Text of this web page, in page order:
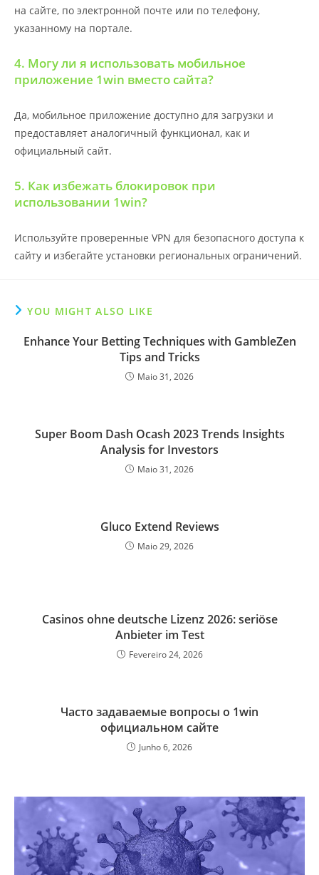
на сайте, по электронной почте или по телефону,
указанному на портале.
4. Могу ли я использовать мобильное
приложение 1win вместо сайта?
Да, мобильное приложение доступно для загрузки и
предоставляет аналогичный функционал, как и
официальный сайт.
5. Как избежать блокировок при
использовании 1win?
Используйте проверенные VPN для безопасного доступа к
сайту и избегайте установки региональных ограничений.
YOU MIGHT ALSO LIKE
Enhance Your Betting Techniques with GambleZen
Tips and Tricks
Maio 31, 2026
Super Boom Dash Ocash 2023 Trends Insights
Analysis for Investors
Maio 31, 2026
Gluco Extend Reviews
Maio 29, 2026
Casinos ohne deutsche Lizenz 2026: seriöse
Anbieter im Test
Fevereiro 24, 2026
Часто задаваемые вопросы о 1win
официальном сайте
Junho 6, 2026